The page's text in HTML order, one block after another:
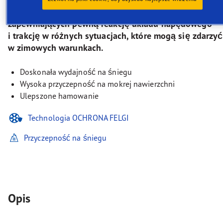
w warunkach zimowych oraz którzy szukają opon
zapewniających pewną reakcję układu napędowego
i trakcję w różnych sytuacjach, które mogą się zdarzyć
w zimowych warunkach.
Doskonała wydajność na śniegu
Wysoka przyczepność na mokrej nawierzchni
Ulepszone hamowanie
Technologia OCHRONA FELGI
Przyczepność na śniegu
Opis